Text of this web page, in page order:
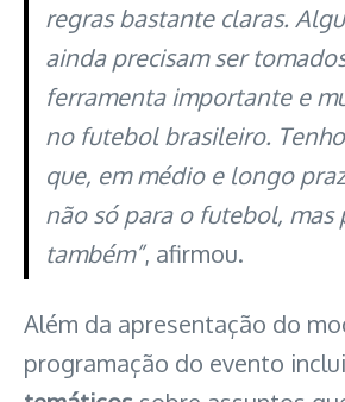
regras bastante claras.
ainda precisam ser
ferramenta importante e
no futebol brasileiro.
que, em médio e longo
não só para o futebol, mas
também”, afirmou.
Além da apresentação do
programação do evento